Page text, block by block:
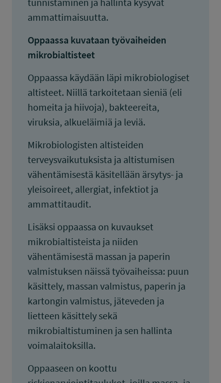
ammattimaisuutta.
Oppaassa kuvataan työvaiheiden
mikrobialtisteet
Oppaassa käydään läpi mikrobiologiset
altisteet. Niillä tarkoitetaan sieniä (eli
homeita ja hiivoja), bakteereita,
viruksia, alkueläimiä ja leviä.
Mikrobiologisten altisteiden
terveysvaikutuksista ja altistumisen
vähentämisestä käsitellään ärsytys- ja
yleisoireet, allergiat, infektiot ja
ammattitaudit.
Lisäksi oppaassa on kuvaukset
mikrobialtisteista ja niiden
vähentämisestä massan ja paperin
valmistuksen näissä työvaiheissa: puun
käsittely, massan valmistus, paperin ja
kartongin valmistus, jäteveden ja
lietteen käsittely sekä
mikrobialtistuminen ja sen hallinta
voimalaitoksilla.
Oppaaseen on koottu